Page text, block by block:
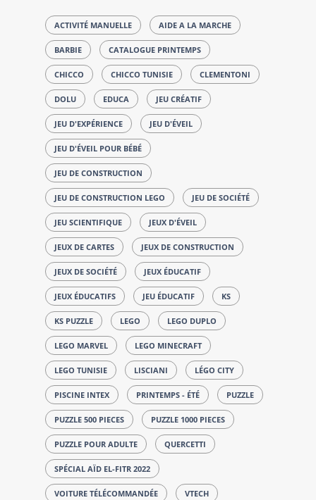
ACTIVITÉ MANUELLE AIDE A LA MARCHE
BARBIE CATALOGUE PRINTEMPS
CHICCO CHICCO TUNISIE CLEMENTONI
DOLU EDUCA JEU CRÉATIF
JEU D'EXPÉRIENCE JEU D'ÉVEIL
JEU D'ÉVEIL POUR BÉBÉ
JEU DE CONSTRUCTION
JEU DE CONSTRUCTION LEGO JEU DE SOCIÉTÉ
JEU SCIENTIFIQUE JEUX D'ÉVEIL
JEUX DE CARTES JEUX DE CONSTRUCTION
JEUX DE SOCIÉTÉ JEUX ÉDUCATIF
JEUX ÉDUCATIFS JEU ÉDUCATIF KS
KS PUZZLE LEGO LEGO DUPLO
LEGO MARVEL LEGO MINECRAFT
LEGO TUNISIE LISCIANI LÉGO CITY
PISCINE INTEX PRINTEMPS - ÉTÉ PUZZLE
PUZZLE 500 PIECES PUZZLE 1000 PIECES
PUZZLE POUR ADULTE QUERCETTI
SPÉCIAL AÏD EL-FITR 2022
VOITURE TÉLÉCOMMANDÉE VTECH